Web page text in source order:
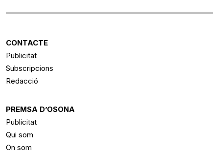
CONTACTE
Publicitat
Subscripcions
Redacció
PREMSA D’OSONA
Publicitat
Qui som
On som